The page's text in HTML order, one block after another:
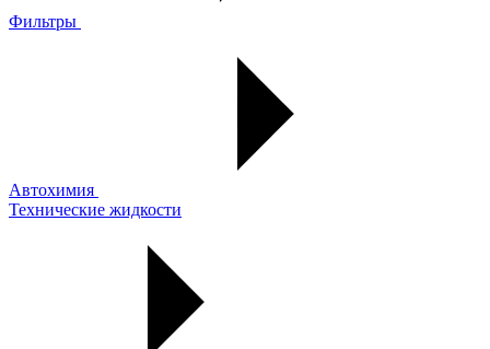
Фильтры
Автохимия
Технические жидкости